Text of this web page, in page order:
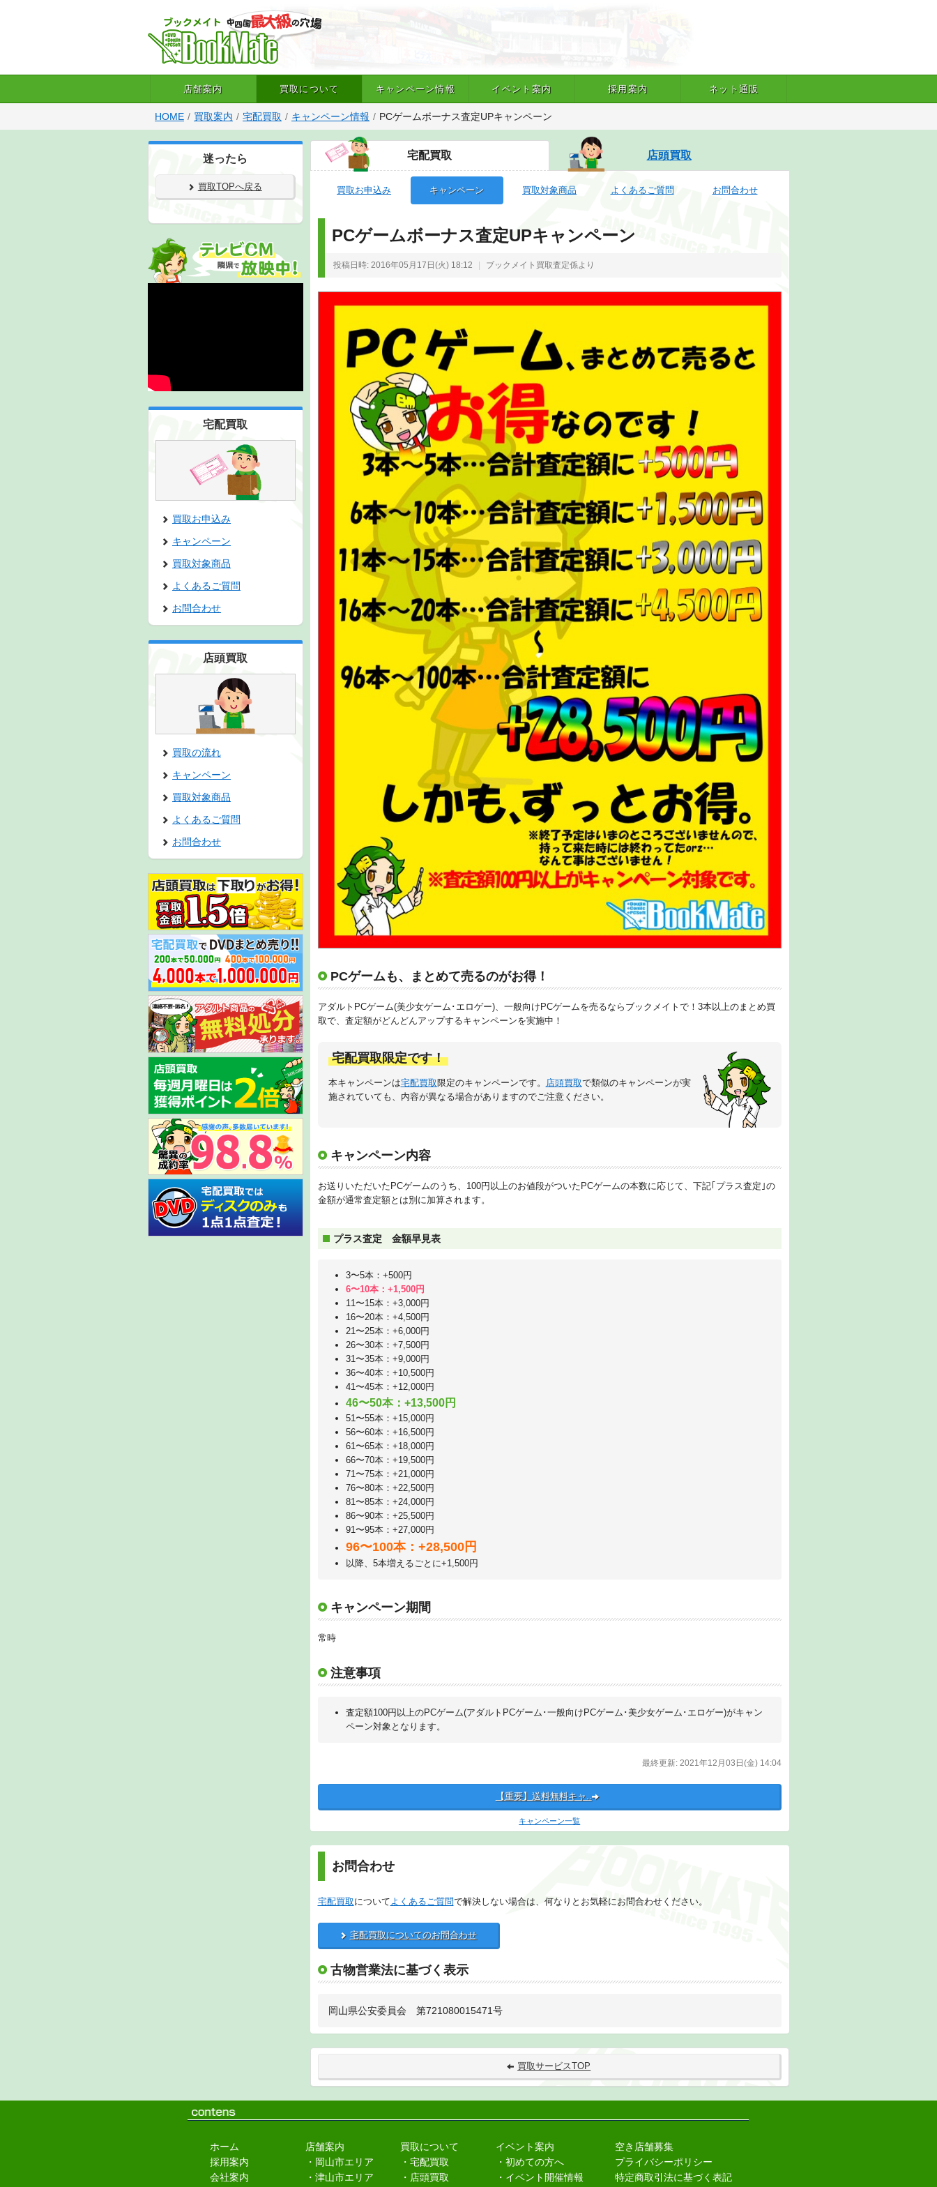
店舗案内 買取について キャンペーン情報 イベント案内 採用案内 ネット通販
HOME 買取案内 宅配買取 キャンペーン情報 PCゲームボーナス査定UPキャンペーン
宅配買取 店頭買取
買取お申込み キャンペーン 買取対象商品 よくあるご質問 お問合わせ
PCゲームボーナス査定UPキャンペーン
投稿日時: 2016年05月17日(火) 18:12 ブックメイト買取査定係より
PCゲームも、まとめて売るのがお得！
アダルトPCゲーム(美少女ゲーム･エロゲー)、一般向けPCゲームを売るならブックメイトで！3本以上のまとめ買
取で、査定額がどんどんアップするキャンペーンを実施中！
宅配買取限定です！
本キャンペーンは宅配買取限定のキャンペーンです。 店頭買取で類似のキャンペーンが実
施されていても、内容が異なる場合がありますのでご注意ください。
キャンペーン内容
お送りいただいたPCゲームのうち、100円以上のお値段がついたPCゲームの本数に応じて、下記｢プラス査定｣の
金額が通常査定額とは別に加算されます。
プラス査定 金額早見表
3〜5本：+500円
6〜10本：+1,500円
11〜15本：+3,000円
16〜20本：+4,500円
21〜25本：+6,000円
26〜30本：+7,500円
31〜35本：+9,000円
36〜40本：+10,500円
41〜45本：+12,000円
46〜50本：+13,500円
51〜55本：+15,000円
56〜60本：+16,500円
61〜65本：+18,000円
66〜70本：+19,500円
71〜75本：+21,000円
76〜80本：+22,500円
81〜85本：+24,000円
86〜90本：+25,500円
91〜95本：+27,000円
96〜100本：+28,500円
以降、5本増えるごとに+1,500円
キャンペーン期間
常時
注意事項
査定額100円以上のPCゲーム(アダルトPCゲーム･一般向けPCゲーム･美少女ゲーム･エロゲー)がキャン
ペーン対象となります。
最終更新: 2021年12月03日(金) 14:04
【重要】送料無料キャ..
キャンペーン一覧
お問合わせ
宅配買取について よくあるご質問で解決しない場合は、何なりとお気軽にお問合わせください。
宅配買取についてのお問合わせ
古物営業法に基づく表示
岡山県公安委員会 第721080015471号
買取サービスTOP
迷ったら
買取TOPへ戻る
宅配買取
買取お申込み
キャンペーン
買取対象商品
よくあるご質問
お問合わせ
店頭買取
買取の流れ
キャンペーン
買取対象商品
よくあるご質問
お問合わせ
ホーム
採用案内
会社案内
店舗案内
・岡山市エリア
・津山市エリア
買取について
・宅配買取
・店頭買取
イベント案内
・初めての方へ
・イベント開催情報
空き店舗募集
プライバシーポリシー
特定商取引法に基づく表記